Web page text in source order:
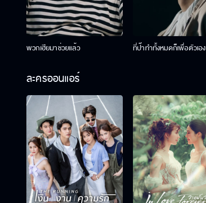
พวกเฮียมาช่วยแล้ว ที่ป๊าทำทั้งหมดก็เพื่อตัวเอง
ละครออนแอร์